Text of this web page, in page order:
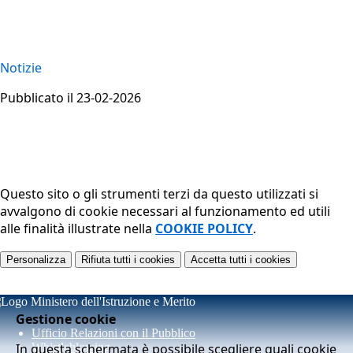
Notizie
Pubblicato il 23-02-2026
Questo sito o gli strumenti terzi da questo utilizzati si
avvalgono di cookie necessari al funzionamento ed utili
alle finalità illustrate nella COOKIE POLICY.
Personalizza Rifiuta tutti i cookies Accetta tutti i cookies
Gestione cookie
In questa schermata è possibile scegliere quali cookie
Ufficio Relazioni con il Pubblico
Whistleblowing